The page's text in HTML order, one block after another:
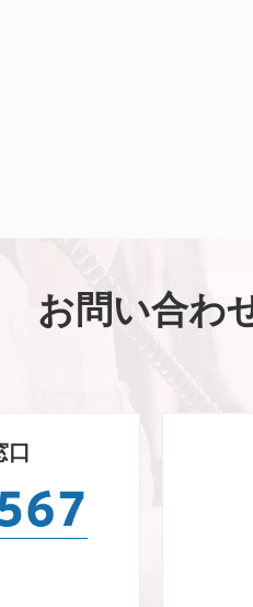
お問い合わ